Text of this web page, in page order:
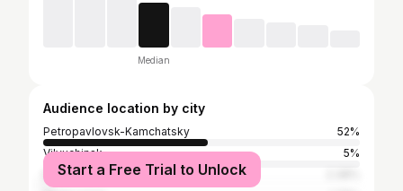
Median
Audience location by city
Petropavlovsk-Kamchatsky
52%
Vilyuchinsk
5%
Moscow
Start a Free Trial to Unlock